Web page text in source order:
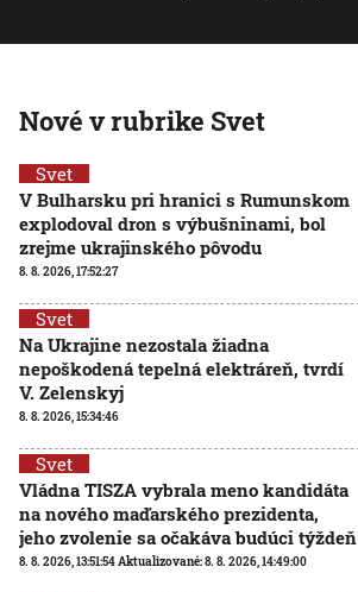
Nové v rubrike Svet
Svet
V Bulharsku pri hranici s Rumunskom
explodoval dron s výbušninami, bol
zrejme ukrajinského pôvodu
8. 8. 2026, 17:52:27
Svet
Na Ukrajine nezostala žiadna
nepoškodená tepelná elektráreň, tvrdí
V. Zelenskyj
8. 8. 2026, 15:34:46
Svet
Vládna TISZA vybrala meno kandidáta
na nového maďarského prezidenta,
jeho zvolenie sa očakáva budúci týždeň
8. 8. 2026, 13:51:54Aktualizované:8. 8. 2026, 14:49:00